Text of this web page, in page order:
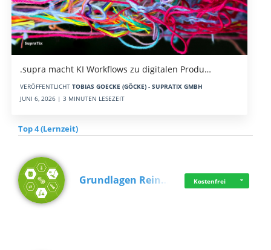
.supra macht KI Workflows zu digitalen Produ…
VERÖFFENTLICHT TOBIAS GOECKE (GÖCKE) - SUPRATIX GMBH
JUNI 6, 2026 | 3 MINUTEN LESEZEIT
Top 4 (Lernzeit)
Grundlagen Rein… Kostenfrei